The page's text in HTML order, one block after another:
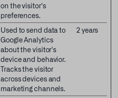
on the visitor's
preferences.
Used to send data to
Google Analytics
about the visitor's
device and behavior.
Tracks the visitor
across devices and
marketing channels.
2 years